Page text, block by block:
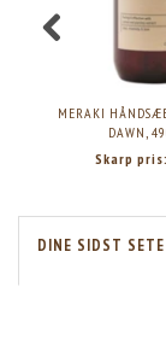
MERAKI
DAWN,
Skarp pris:
DINE SIDST